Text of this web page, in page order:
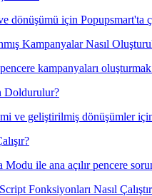
dönüşümü için Popupsmart'ta
Kampanyalar Nasıl
kampanyaları
Doldurulur?
ve geliştirilmiş dönüşümler
Modu ile ana açılır pencere
Fonksiyonları Nasıl